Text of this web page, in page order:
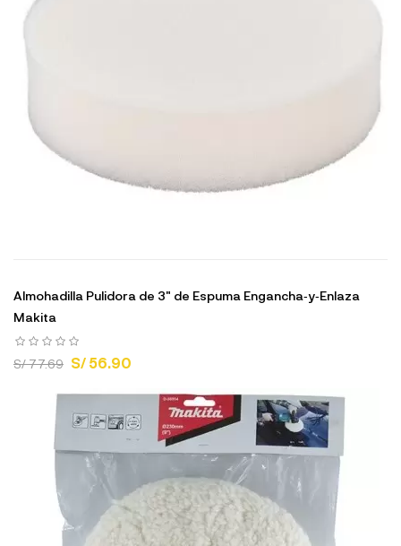
Almohadilla Pulidora de 3" de Espuma Engancha‑y‑Enlaza
Makita
S/ 77.69 S/ 56.90